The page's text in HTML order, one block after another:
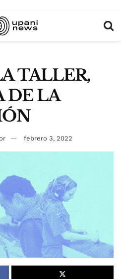
TALLER,
DE LA
febrero 3, 2022